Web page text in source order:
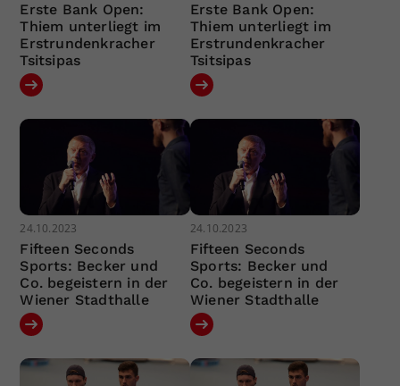
Erste Bank Open:
Thiem unterliegt im
Erstrundenkracher
Tsitsipas
Erste Bank Open:
Thiem unterliegt im
Erstrundenkracher
Tsitsipas
24.10.2023
Fifteen Seconds
Sports: Becker und
Co. begeistern in der
Wiener Stadthalle
24.10.2023
Fifteen Seconds
Sports: Becker und
Co. begeistern in der
Wiener Stadthalle